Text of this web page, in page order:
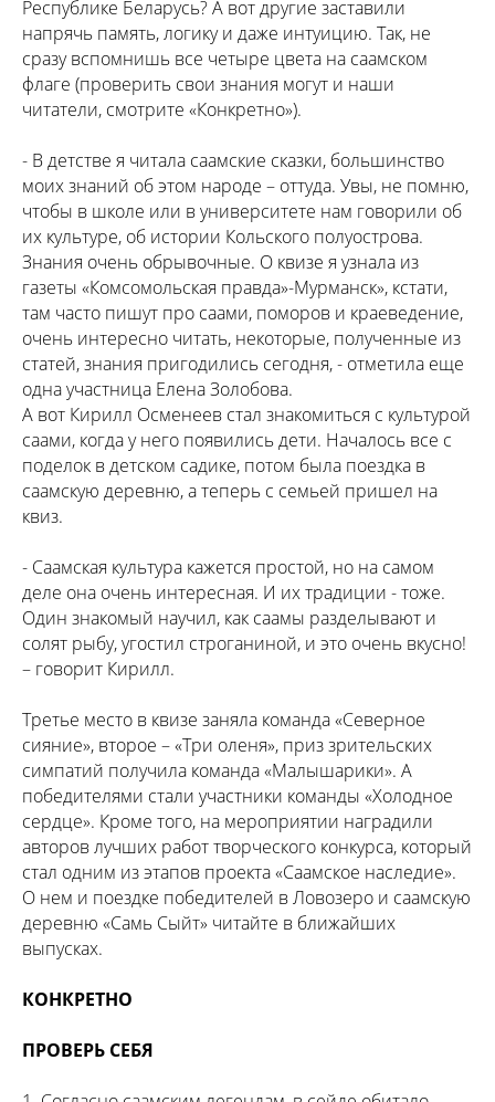
Республике Беларусь? А вот другие заставили
напрячь память, логику и даже интуицию. Так, не
сразу вспомнишь все четыре цвета на саамском
флаге (проверить свои знания могут и наши
читатели, смотрите «Конкретно»).
- В детстве я читала саамские сказки, большинство
моих знаний об этом народе – оттуда. Увы, не помню,
чтобы в школе или в университете нам говорили об
их культуре, об истории Кольского полуострова.
Знания очень обрывочные. О квизе я узнала из
газеты «Комсомольская правда»-Мурманск», кстати,
там часто пишут про саами, поморов и краеведение,
очень интересно читать, некоторые, полученные из
статей, знания пригодились сегодня, - отметила еще
одна участница Елена Золобова.
А вот Кирилл Осменеев стал знакомиться с культурой
саами, когда у него появились дети. Началось все с
поделок в детском садике, потом была поездка в
саамскую деревню, а теперь с семьей пришел на
квиз.
- Саамская культура кажется простой, но на самом
деле она очень интересная. И их традиции - тоже.
Один знакомый научил, как саамы разделывают и
солят рыбу, угостил строганиной, и это очень вкусно!
– говорит Кирилл.
Третье место в квизе заняла команда «Северное
сияние», второе – «Три оленя», приз зрительских
симпатий получила команда «Малышарики». А
победителями стали участники команды «Холодное
сердце». Кроме того, на мероприятии наградили
авторов лучших работ творческого конкурса, который
стал одним из этапов проекта «Саамское наследие».
О нем и поездке победителей в Ловозеро и саамскую
деревню «Самь Сыйт» читайте в ближайших
выпусках.
КОНКРЕТНО
ПРОВЕРЬ СЕБЯ